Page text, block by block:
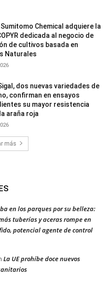
Sumitomo Chemical adquiere la
dedicada al negocio de
de cultivos basada en
Naturales
dos nuevas variedades de
confirman en ensayos
su mayor resistencia
araña roja
más
en los parques por su belleza:
tuberías y aceras rompe en
potencial agente de control
La UE prohíbe doce nuevos